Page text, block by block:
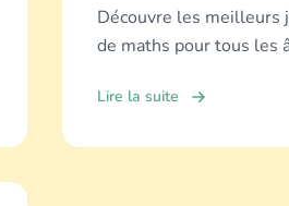
Découvre les meilleurs
de maths pour tous les
Lire la suite